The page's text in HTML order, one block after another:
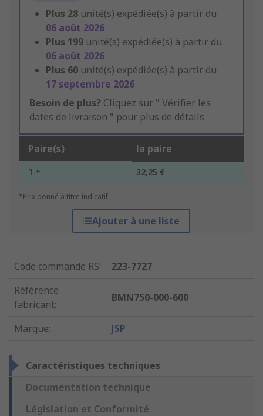
Plus 28 unité(s) expédiée(s) à partir du
06 août 2026
Plus 199 unité(s) expédiée(s) à partir du
06 août 2026
Plus 60 unité(s) expédiée(s) à partir du
17 septembre 2026
Besoin de plus? Cliquez sur " Vérifier les
dates de livraison " pour plus de détails
Paire(s) la paire
1 + 32,25 €
*Prix donné à titre indicatif
Ajouter à une liste
Code commande RS:
223-7727
Référence
fabricant:
BMN750-000-600
Marque: JSP
Caractéristiques techniques
Documentation technique
Législation et Conformité